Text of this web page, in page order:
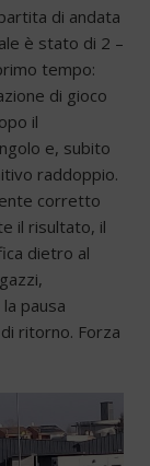
di andata
è stato di 2 –
tempo:
di gioco
il
e, subito
raddoppio.
corretto
il risultato, il
dietro al
pausa
ritorno. Forza